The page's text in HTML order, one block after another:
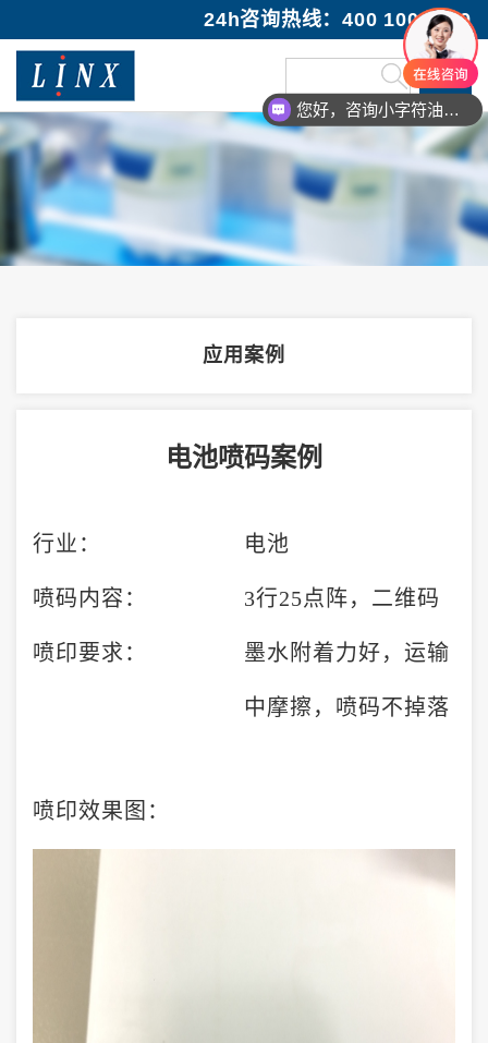
24h咨询热线：400 100 1089
应用案例
电池喷码案例
行业： 电池
喷码内容： 3行25点阵，二维码
喷印要求： 墨水附着力好，运输
中摩擦，喷码不掉落
喷印效果图：
您好，咨询激光打码机